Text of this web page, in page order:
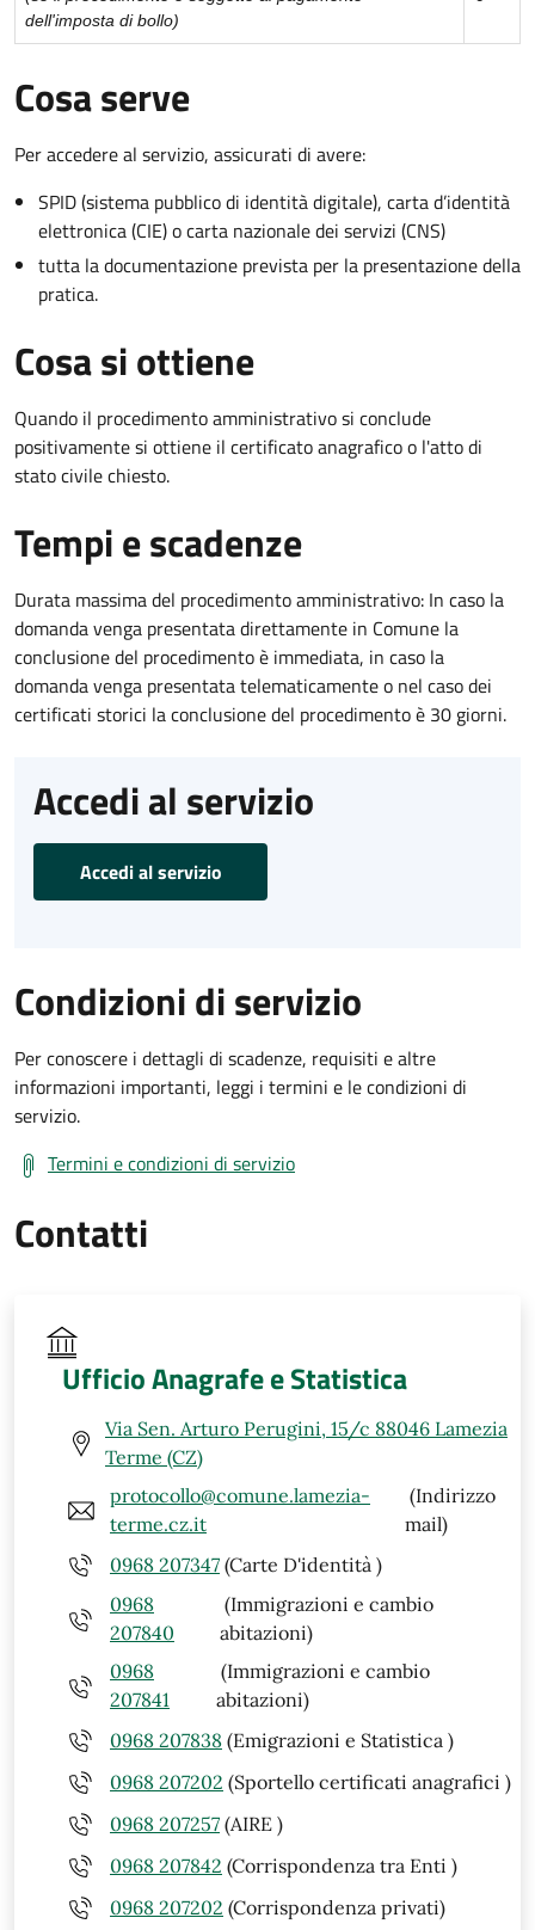
dell'imposta di bollo)
Cosa serve
Per accedere al servizio, assicurati di avere:
SPID (sistema pubblico di identità digitale), carta d’identità
elettronica (CIE) o carta nazionale dei servizi (CNS)
tutta la documentazione prevista per la presentazione della
pratica.
Cosa si ottiene
Quando il procedimento amministrativo si conclude
positivamente si ottiene il certificato anagrafico o l'atto di
stato civile chiesto.
Tempi e scadenze
Durata massima del procedimento amministrativo: In caso la
domanda venga presentata direttamente in Comune la
conclusione del procedimento è immediata, in caso la
domanda venga presentata telematicamente o nel caso dei
certificati storici la conclusione del procedimento è 30 giorni.
Accedi al servizio
Accedi al servizio
Condizioni di servizio
Per conoscere i dettagli di scadenze, requisiti e altre
informazioni importanti, leggi i termini e le condizioni di
servizio.
Termini e condizioni di servizio
Contatti
Ufficio Anagrafe e Statistica
Via Sen. Arturo Perugini, 15/c 88046 Lamezia
Terme (CZ)
protocollo@comune.lamezia-
terme.cz.it
(Indirizzo
mail)
0968 207347 (Carte D'identità )
0968
207840
(Immigrazioni e cambio
abitazioni)
0968
207841
(Immigrazioni e cambio
abitazioni)
0968 207838 (Emigrazioni e Statistica )
0968 207202 (Sportello certificati anagrafici )
0968 207257 (AIRE )
0968 207842 (Corrispondenza tra Enti )
0968 207202 (Corrispondenza privati)